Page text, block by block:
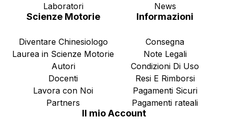
Laboratori
News
Scienze Motorie
Diventare Chinesiologo
Laurea in Scienze Motorie
Autori
Docenti
Lavora con Noi
Partners
Informazioni
Consegna
Note Legali
Condizioni Di Uso
Resi E Rimborsi
Pagamenti Sicuri
Pagamenti rateali
Il mio Account